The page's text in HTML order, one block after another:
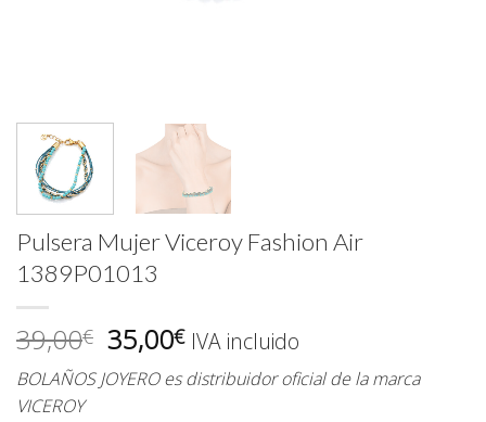
Pulsera Mujer Viceroy Fashion Air
1389P01013
39,00€ El
precio
original
35,00€El
precio
actual
IVA incluido
BOLAÑOS JOYERO es distribuidor oficial de la marca
VICEROY